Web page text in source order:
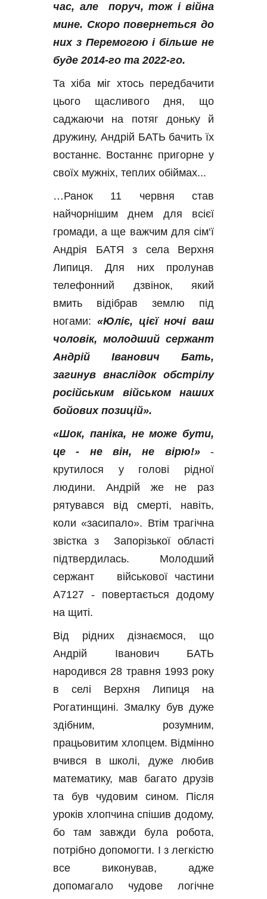
час, але  поруч, тож і війна
мине. Скоро повернеться до
них з Перемогою і більше не
буде 2014-го та 2022-го.
Та хіба міг хтось передбачити
цього щасливого дня, що
саджаючи на потяг доньку й
дружину, Андрій БАТЬ бачить їх
востаннє. Востаннє пригорне у
своїх мужніх, теплих обіймах...
…Ранок 11 червня став
найчорнішим днем для всієї
громади, а ще важчим для сім‘ї
Андрія БАТЯ з села Верхня
Липиця. Для них пролунав
телефонний дзвінок, який
вмить відібрав землю під
ногами: «Юліє, цієї ночі ваш
чоловік, молодший сержант
Андрій Іванович Бать,
загинув внаслідок обстрілу
російським військом наших
бойових позицій».
«Шок, паніка, не може бути,
це - не він, не вірю!» -
крутилося у голові рідної
людини. Андрій же не раз
рятувався від смерті, навіть,
коли «засипало». Втім трагічна
звістка з  Запорізької області
підтвердилась. Молодший
сержант   військової частини
А7127 - повертається додому
на щиті.
Від рідних дізнаємося, що
Андрій Іванович БАТЬ
народився 28 травня 1993 року
в селі Верхня Липиця на
Рогатинщині. Змалку був дуже
здібним, розумним,
працьовитим хлопцем. Відмінно
вчився в школі, дуже любив
математику, мав багато друзів
та був чудовим сином. Після
уроків хлопчина спішив додому,
бо там завжди була робота,
потрібно допомогти. І з легкістю
все виконував, адже
допомагало чудове логічне